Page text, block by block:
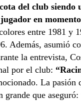
del club siendo
en
entre 1981 y
Además, asumió
la entrevista,
por el club:
La pasión
grande que aseguró: